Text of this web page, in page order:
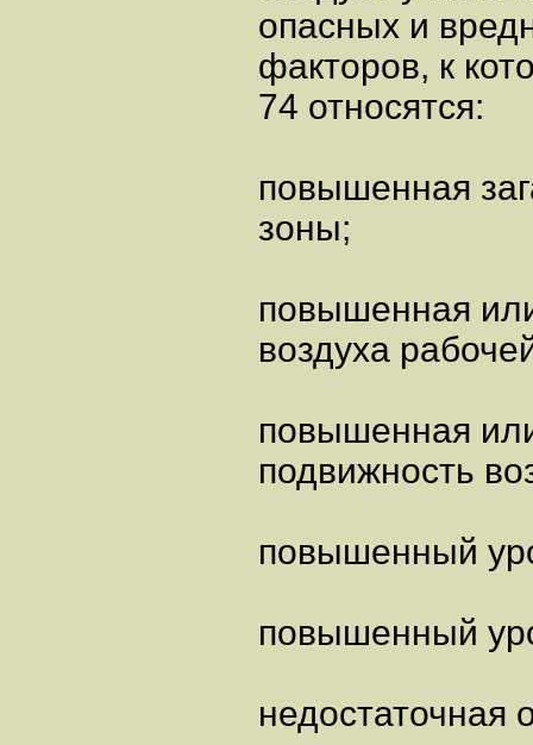
опасных и
факторов, к
74 относятся:
повышенная
зоны;
повышенная
воздуха
повышенная
подвижность
повышенный
повышенный
недостаточная